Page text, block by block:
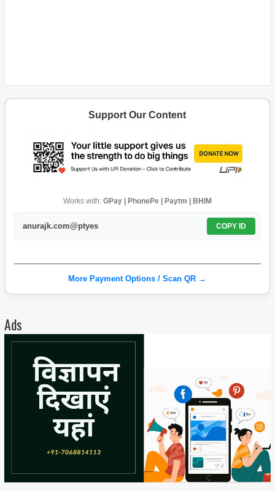
Support Our Content
Works with: GPay | PhonePe | Paytm | BHIM
anurajk.com@ptyes COPY ID
More Payment Options / Scan QR →
Ads